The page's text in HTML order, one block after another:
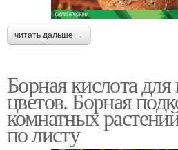
читать дальше →
Борная кислота
цветов. Борная
комнатных
по листу